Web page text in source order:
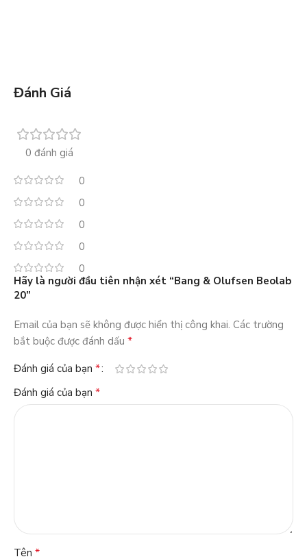
Đánh Giá
0 đánh giá
0
0
0
0
0
Hãy là người đầu tiên nhận xét “Bang & Olufsen Beolab
20”
Email của bạn sẽ không được hiển thị công khai. Các trường
bắt buộc được đánh dấu *
Đánh giá của bạn *
Đánh giá của bạn *
Tên *